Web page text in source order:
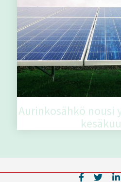
Aurinkosähkö nousi